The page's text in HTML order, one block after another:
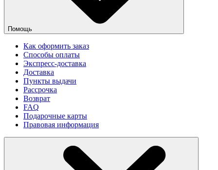
Помощь
Как оформить заказ
Способы оплаты
Экспресс-доставка
Доставка
Пункты выдачи
Рассрочка
Возврат
FAQ
Подарочные карты
Правовая информация